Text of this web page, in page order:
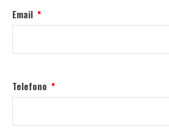
Email
Telefono